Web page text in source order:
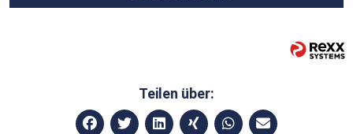
Teilen über: